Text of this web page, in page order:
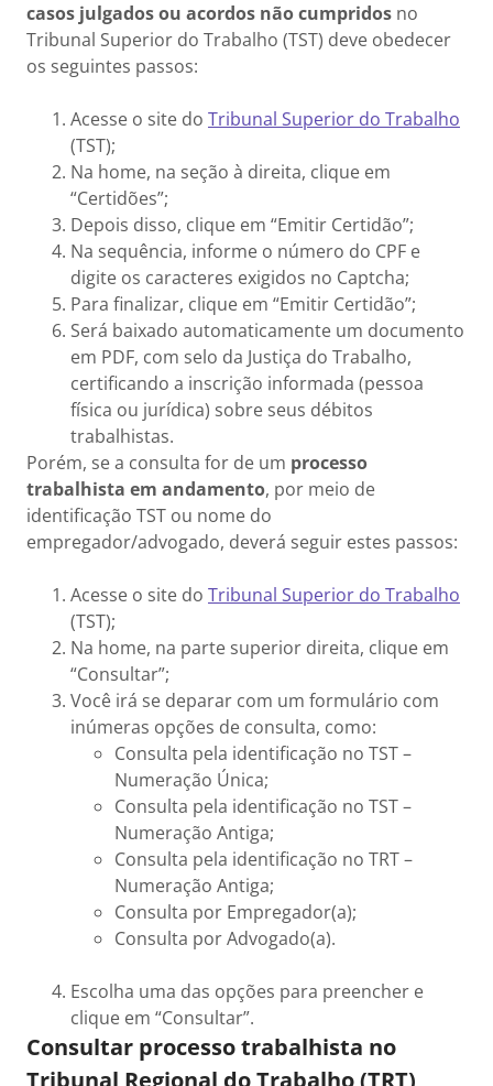
casos julgados ou acordos não cumpridos no
Tribunal Superior do Trabalho (TST) deve obedecer
os seguintes passos:
Acesse o site do Tribunal Superior do Trabalho
(TST);
Na home, na seção à direita, clique em
“Certidões”;
Depois disso, clique em “Emitir Certidão”;
Na sequência, informe o número do CPF e
digite os caracteres exigidos no Captcha;
Para finalizar, clique em “Emitir Certidão”;
Será baixado automaticamente um documento
em PDF, com selo da Justiça do Trabalho,
certificando a inscrição informada (pessoa
física ou jurídica) sobre seus débitos
trabalhistas.
Porém, se a consulta for de um processo
trabalhista em andamento, por meio de
identificação TST ou nome do
empregador/advogado, deverá seguir estes passos:
Acesse o site do Tribunal Superior do Trabalho
(TST);
Na home, na parte superior direita, clique em
“Consultar”;
Você irá se deparar com um formulário com
inúmeras opções de consulta, como:
Consulta pela identificação no TST –
Numeração Única;
Consulta pela identificação no TST –
Numeração Antiga;
Consulta pela identificação no TRT –
Numeração Antiga;
Consulta por Empregador(a);
Consulta por Advogado(a).
Escolha uma das opções para preencher e
clique em “Consultar”.
Consultar processo trabalhista no
Tribunal Regional do Trabalho (TRT)